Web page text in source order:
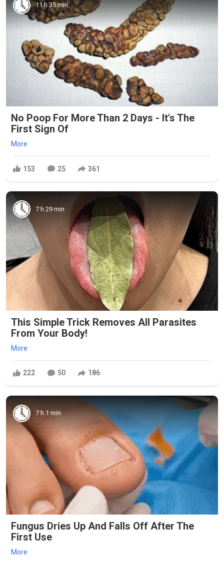
11 h 35 min
No Poop For More Than 2 Days - It's The
First Sign Of
More
153 25 361
7 h 29 min
This Simple Trick Removes All Parasites
From Your Body!
More
222 50 186
7 h 1 min
Fungus Dries Up And Falls Off After The
First Use
More